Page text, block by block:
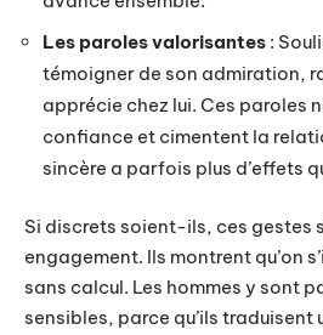
Les paroles valorisantes :
témoigner de son admiration,
apprécie chez lui. Ces paroles
confiance et cimentent la
sincère a parfois plus d’effets
Si discrets soient-ils, ces gestes
engagement. Ils montrent qu’on
sans calcul. Les hommes y sont
sensibles, parce qu’ils traduisent